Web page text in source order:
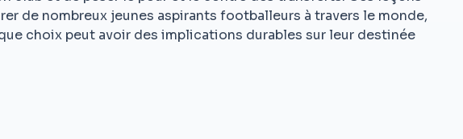
de nombreux jeunes aspirants footballeurs à travers le monde,
choix peut avoir des implications durables sur leur destinée